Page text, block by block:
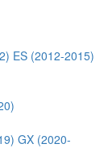
ES (2012-2015)
GX (2020-